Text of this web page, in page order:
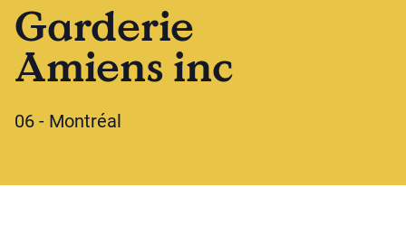
Garderie
Amiens inc
06 - Montréal